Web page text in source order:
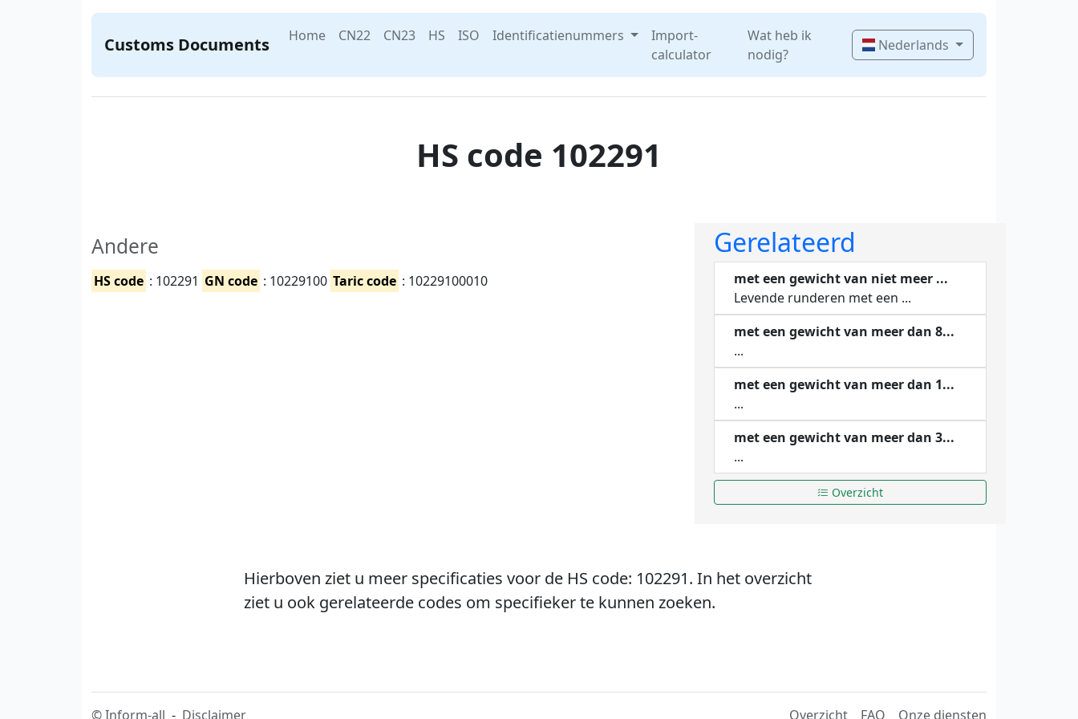
Customs Documents Home CN22 CN23 HS ISO Identificatienummers
Import-
calculator
Wat heb ik
nodig?
Nederlands
HS code 102291
Andere
HS code : 102291 GN code : 10229100 Taric code : 10229100010
Gerelateerd
met een gewicht van niet meer ...
Levende runderen met een ...
met een gewicht van meer dan 8...
...
met een gewicht van meer dan 1...
...
met een gewicht van meer dan 3...
...
Overzicht
Hierboven ziet u meer specificaties voor de HS code: 102291. In het overzicht
ziet u ook gerelateerde codes om specifieker te kunnen zoeken.
©Inform-all - Disclaimer Overzicht FAQ Onze diensten